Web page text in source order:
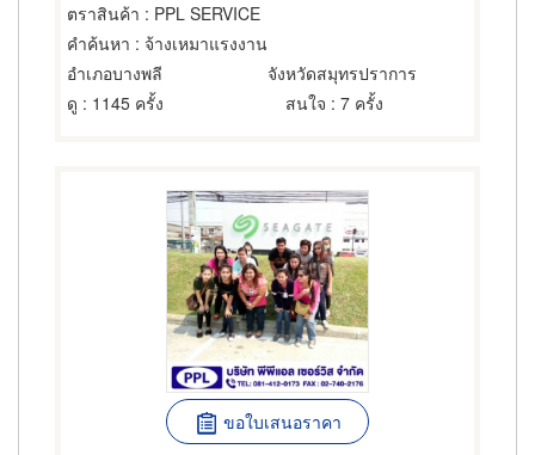
ตราสินค้า : PPL SERVICE
คำค้นหา : จ้างเหมาแรงงาน
อำเภอบางพลี
จังหวัดสมุทรปราการ
ดู : 1145 ครั้ง สนใจ : 7 ครั้ง
ขอใบเสนอราคา